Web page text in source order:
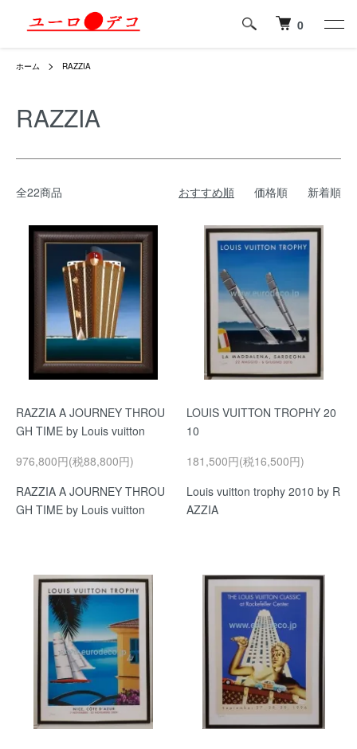
0
ホーム RAZZIA
RAZZIA
全22商品 おすすめ順 価格順 新着順
RAZZIA A JOURNEY THROU
GH TIME by Louis vuitton
976,800円(税88,800円)
RAZZIA A JOURNEY THROU
GH TIME by Louis vuitton
LOUIS VUITTON TROPHY 20
10
181,500円(税16,500円)
Louis vuitton trophy 2010 by R
AZZIA